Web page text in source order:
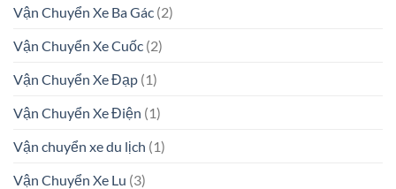
Vận Chuyển Xe Ba Gác (2)
Vận Chuyển Xe Cuốc (2)
Vận Chuyển Xe Đạp (1)
Vận Chuyển Xe Điện (1)
Vận chuyển xe du lịch (1)
Vận Chuyển Xe Lu (3)